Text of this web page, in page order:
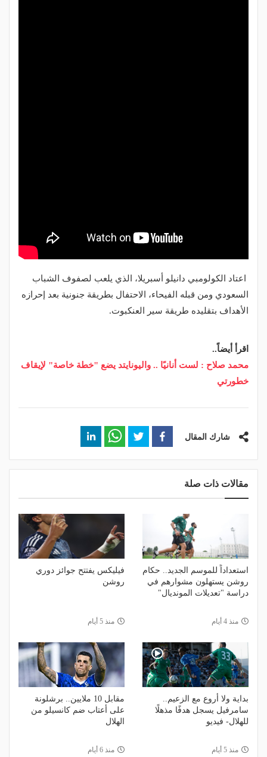
اعتاد الكولومبي دانيلو أسبريلا، الذي يلعب لصفوف الشباب
السعودي ومن قبله الفيحاء، الاحتفال بطريقة جنونية بعد إحرازه
الأهداف بتقليده طريقة سير العنكبوت.
اقرأ أيضاً..
محمد صلاح : لست أنانيًا .. واليونايتد يضع "خطة خاصة" لإيقاف
خطورتي
شارك المقال
مقالات ذات صلة
استعداداً للموسم الجديد.. حكام
روشن يستهلون مشوارهم في
دراسة "تعديلات المونديال"
منذ 4 أيام
فيليكس يفتتح جوائز دوري
روشن
منذ 5 أيام
بداية ولا أروع مع الزعيم..
سامرفيل يسجل هدفًا مذهلًا
للهلال- فيديو
منذ 5 أيام
مقابل 10 ملايين.. برشلونة
على أعتاب ضم كانسيلو من
الهلال
منذ 6 أيام